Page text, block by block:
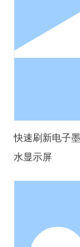
快速刷新电子
水显示屏